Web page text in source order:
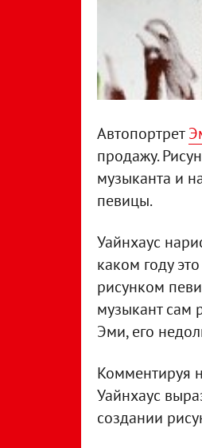
Автопортрет
продажу.
музыканта и
певицы.
Уайнхаус
каком году
рисунком
музыкант сам
Эми, его
Комментируя
Уайнхаус
создании